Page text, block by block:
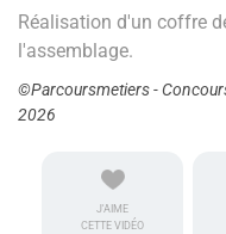
Réalisation d'un coffre
l'assemblage.
©Parcoursmetiers -
2026
J'AIME
CETTE VIDÉO